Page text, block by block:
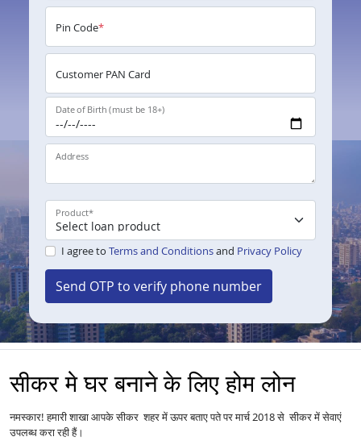
Pin Code*
Customer PAN Card
Date of Birth (must be 18+)
Address
Product*
I agree to Terms and Conditionsand Privacy Policy
Send OTP to verify phone number
सीकर मे घर बनाने के लिए होम लोन
नमस्कार! हमारी शाखा आपके सीकर शहर में ऊपर बताए पते पर मार्च 2018 से सीकर में सेवाएं
उपलब्ध करा रही हैं।